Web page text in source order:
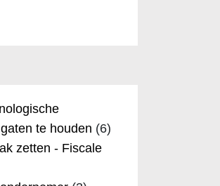
te houden (6)
zetten - Fiscale